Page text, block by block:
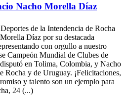
Nacho Morella Díaz
de la Intendencia de Rocha
Díaz por su destacada
con orgullo a nuestro
Campeón Mundial de Clubes de
en Tolima, Colombia, y Nacho
Rocha y de Uruguay. ¡Felicitaciones,
y talento son un ejemplo para
24 (...)